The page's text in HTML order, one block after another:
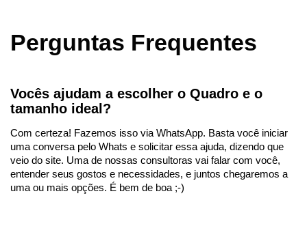
Perguntas Frequentes
Vocês ajudam a escolher o Quadro e o
tamanho ideal?
Com certeza! Fazemos isso via WhatsApp. Basta você iniciar
uma conversa pelo Whats e solicitar essa ajuda, dizendo que
veio do site. Uma de nossas consultoras vai falar com você,
entender seus gostos e necessidades, e juntos chegaremos a
uma ou mais opções. É bem de boa ;-)